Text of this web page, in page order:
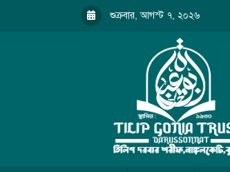
শুক্রবার, আগস্ট ৭, ২০২৬